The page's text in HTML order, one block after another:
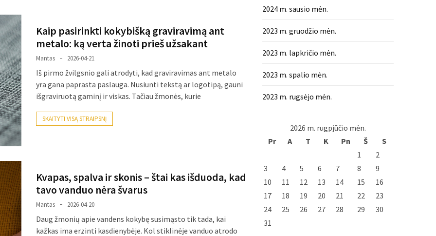
Kaip pasirinkti kokybišką graviravimą ant
metalo: ką verta žinoti prieš užsakant
Mantas 2026-04-21
Iš pirmo žvilgsnio gali atrodyti, kad graviravimas ant metalo
yra gana paprasta paslauga. Nusiunti tekstą ar logotipą, gauni
išgraviruotą gaminį ir viskas. Tačiau žmonės, kurie
SKAITYTI VISĄ STRAIPSNĮ
Kvapas, spalva ir skonis – štai kas išduoda, kad
tavo vanduo nėra švarus
Mantas 2026-04-20
Daug žmonių apie vandens kokybę susimąsto tik tada, kai
kažkas ima erzinti kasdienybėje. Kol stiklinėje vanduo atrodo
2024 m. sausio mėn.
2023 m. gruodžio mėn.
2023 m. lapkričio mėn.
2023 m. spalio mėn.
2023 m. rugsėjo mėn.
2026 m. rugpjūčio mėn.
Pr
A T K Pn Š
S
1
2
3
4 5 6 7 8
9
10
11 12 13 14 15
16
17
18 19 20 21 22
23
24
25 26 27 28 29
30
31